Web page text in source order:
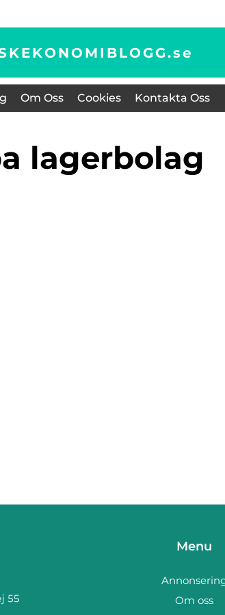
se
Om Oss Cookies Kontakta Oss
lagerbolag
Menu
Om oss